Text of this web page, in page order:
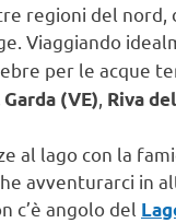
regioni del nord,
Viaggiando
per le acque
(VE) Riva
al lago con la
avventurarci in
c’è angolo del